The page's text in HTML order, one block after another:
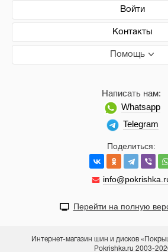
Войти
Контакты
Помощь
Поделиться:
Написать нам:
Whatsapp
Telegram
Перейти на полную
Интернет-магазин шин и дисков
Pokrishka.ru 2003-